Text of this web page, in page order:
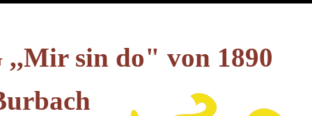
sin do" von 1890